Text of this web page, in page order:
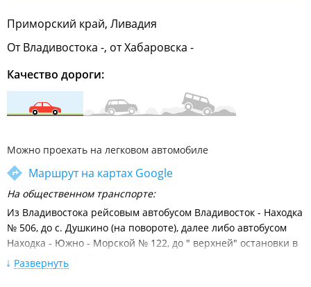
Приморский край, Ливадия
От Владивостока -, от Хабаровска -
Качество дороги:
Можно проехать на легковом автомобиле
Маршрут на картах Google
На общественном транспорте:
Из Владивостока рейсовым автобусом Владивосток - Находка
№ 506, до с. Душкино (на повороте), далее либо автобусом
Находка - Южно - Морской № 122, до " верхней" остановки в
пгт. Ливадия; либо на такси до Гостиничного комплекса "
Ливадия".
Развернуть